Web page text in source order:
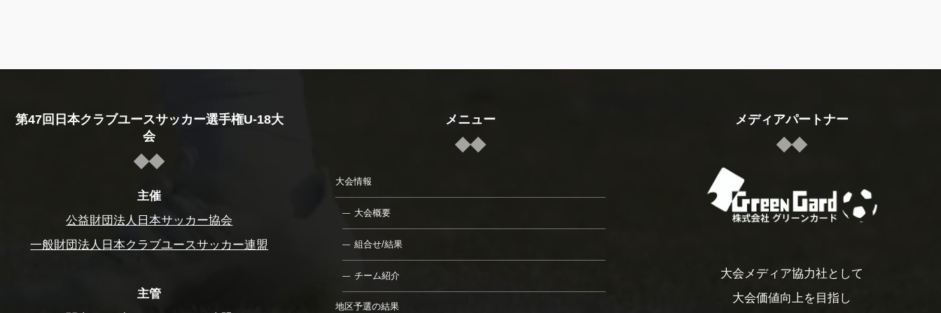
第47回日本クラブユースサッカー選手権U-18大
会
主催
公益財団法人日本サッカー協会
一般財団法人日本クラブユースサッカー連盟
主管
メニュー
大会情報
大会概要
組合せ/結果
チーム紹介
地区予選の結果
メディアパートナー
大会メディア協力社として
大会価値向上を目指し